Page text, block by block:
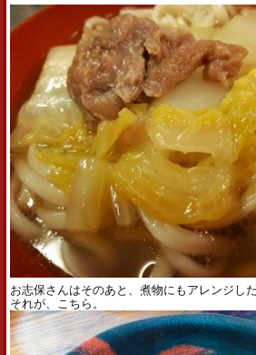
お志保さんはそのあと、煮物にもアレンジし
それが、こちら。